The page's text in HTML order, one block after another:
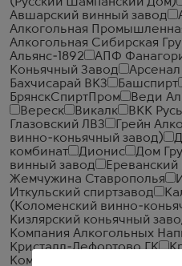
Авшарский винный завод
Алкогольная
Алкогольная Сибирская
Альянс-1892
АПФ
Коньячный Завод
Бахчисарай ВКЗ
Башспирт
БрянскСпиртПром
Веди
Вереск
Викалк ВКК Русь
Глазовский ЛВЗ
Грейн Алко
винно-коньячный завод)
комбинат
Дионис Дом
винный завод
Жемчужина Ставрополья
Иткульский спиртзавод
(Коломенский винно-
Кизлярский коньячный
Компания Алкогольных
Кристалл-Лефортово ГК
Компания